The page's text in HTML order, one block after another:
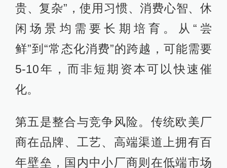
贵、复杂”，使用习惯、消费心智、休
闲场景均需要长期培育。从“尝
鲜”到“常态化消费”的跨越，可能需要
5-10年，而非短期资本可以快速催
化。
第五是整合与竞争风险。传统欧美厂
商在品牌、工艺、高端渠道上拥有百
年壁垒，国内中小厂商则在低端市场